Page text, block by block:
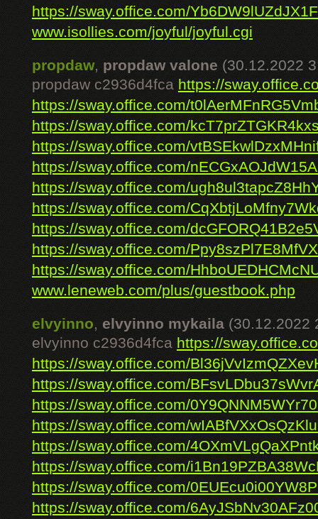
https://sway.office.com/
www.isollies.com/joyful/joyful.cgi
propdaw, propdaw valone (30.12.2022
propdaw c2936d4fca https://
https://sway.office.com/
https://sway.office.com/
https://sway.office.com/
https://sway.office.com/
https://sway.office.com/
https://sway.office.com/
https://sway.office.com/
https://sway.office.com/
https://sway.office.com/
www.leneweb.com/plus/guestbook.php
elvyinno, elvyinno mykaila (30.12.2022
elvyinno c2936d4fca https://
https://sway.office.com/
https://sway.office.com/
https://sway.office.com/
https://sway.office.com/
https://sway.office.com/
https://sway.office.com/
https://sway.office.com/
https://sway.office.com/